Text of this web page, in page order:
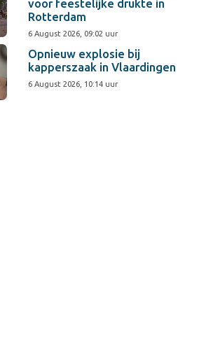
voor feestelijke drukte in
Rotterdam
6 August 2026, 09:02 uur
Opnieuw explosie bij
kapperszaak in Vlaardingen
6 August 2026, 10:14 uur